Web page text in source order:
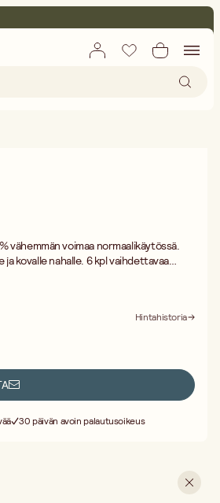
vähemmän voimaa normaalikäytössä.
kovalle nahalle. 6 kpl vaihdettavaa
Hintahistoria
30 päivän avoin palautusoikeus